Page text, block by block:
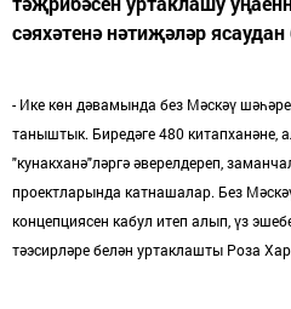
сәяхәтенә нәтиҗәләр
- Ике көн дәвамында без Мәскәү
таныштык. Биредәге 480 китапханәне,
"кунакханә"ләргә әверелдереп,
проектларында катнашалар. Без
концепциясен кабул итеп алып, үз
тәэсирләре белән уртаклашты Роза